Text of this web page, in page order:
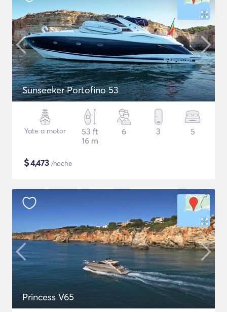
Sunseeker Portofino 53
Yate a motor
53 ft
16 m
6 3 5
$4,473 /noche
Princess V65